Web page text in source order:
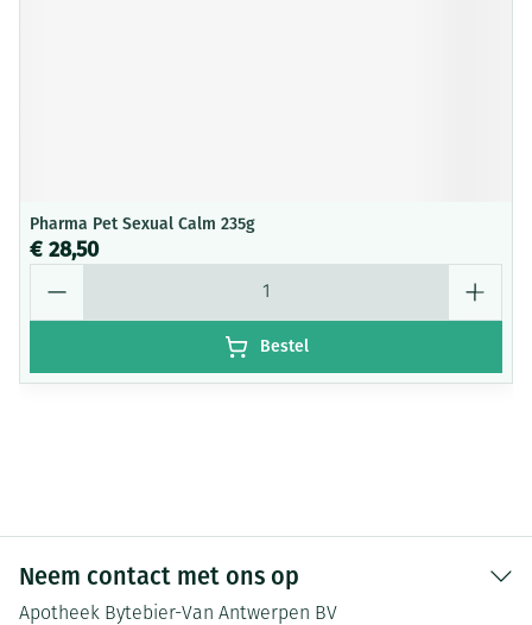
Pharma Pet Sexual Calm 235g
€ 28,50
Bestel
Neem contact met ons op
Apotheek Bytebier-Van Antwerpen BV